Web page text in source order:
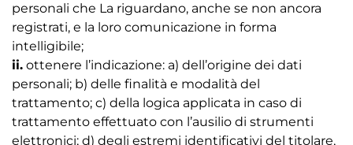
personali che La riguardano, anche se non ancora
registrati, e la loro comunicazione in forma
intelligibile;
ii. ottenere l’indicazione: a) dell’origine dei dati
personali; b) delle finalità e modalità del
trattamento; c) della logica applicata in caso di
trattamento effettuato con l’ausilio di strumenti
elettronici; d) degli estremi identificativi del titolare,